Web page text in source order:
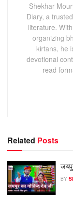
Shekhar
Diary, a
literature.
organizing
kirtans, he
devotional
read
Related Posts
BY